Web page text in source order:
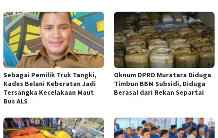
Sebagai Pemilik Truk Tangki,
Kades Belani Keberatan Jadi
Tersangka Kecelakaan Maut
Bus ALS
Oknum DPRD Muratara Diduga
Timbun BBM Subsidi, Diduga
Berasal dari Rekan Separtai